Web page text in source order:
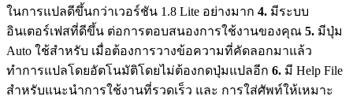
ในการแปลดีขึ้นกว่าเวอร์ชัน 1.8 Lite อย่างมาก 4. มีระบบ
อินเตอร์เฟสที่ดีขึ้น ต่อการตอบสนองการใช้งานของคุณ 5. มีปุ่ม
Auto ใช้สำหรับ เมื่อต้องการวางข้อความที่คัดลอกมาแล้ว
ทำการแปลโดยอัตโนมัติโดยไม่ต้องกดปุ่มแปลอีก 6. มี Help File
สำหรับแนะนำการใช้งานที่รวดเร็ว และ การใส่ศัพท์ให้เหมาะ